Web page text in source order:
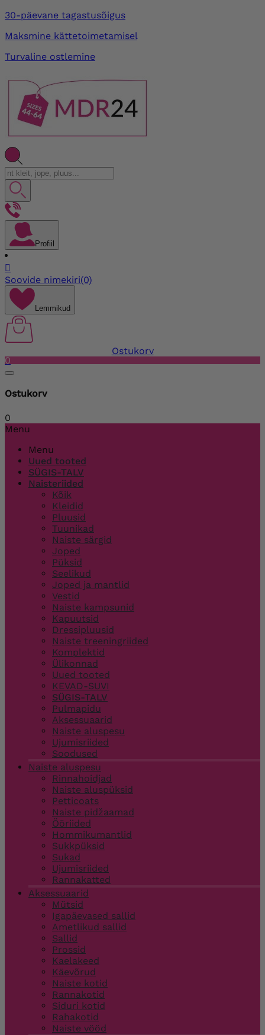
30-päevane tagastusõigus
Maksmine kättetoimetamisel
Turvaline ostlemine
Profiil

Soovide nimekiri(0)
Lemmikud
Ostukorv
0
Ostukorv
0
Menu
Menu
Uued tooted
SÜGIS-TALV
Naisteriided
Kõik
Kleidid
Pluusid
Tuunikad
Naiste särgid
Joped
Püksid
Seelikud
Joped ja mantlid
Vestid
Naiste kampsunid
Kapuutsid
Dressipluusid
Naiste treeningriided
Komplektid
Ülikonnad
Uued tooted
KEVAD-SUVI
SÜGIS-TALV
Pulmapidu
Aksessuaarid
Naiste aluspesu
Ujumisriided
Soodused
Naiste aluspesu
Rinnahoidjad
Naiste aluspüksid
Petticoats
Naiste pidžaamad
Ööriided
Hommikumantlid
Sukkpüksid
Sukad
Ujumisriided
Rannakatted
Aksessuaarid
Mütsid
Igapäevased sallid
Ametlikud sallid
Sallid
Prossid
Kaelakeed
Käevõrud
Naiste kotid
Rannakotid
Siduri kotid
Rahakotid
Naiste vööd